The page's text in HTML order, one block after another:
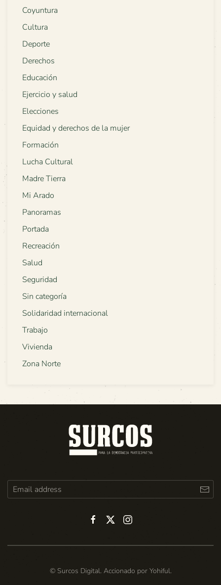
Coyuntura
Cultura
Deporte
Derechos
Educación
Ejercicio y salud
Elecciones
Equidad y derechos de la mujer
Formación
Lucha Cultural
Madre Tierra
Mi Arado
Panoramas
Portada
Recreación
Salud
Seguridad
Sin categoría
Solidaridad internacional
Trabajo
Vivienda
Zona Norte
© Surcos Digital. Accionado por Yohiful.